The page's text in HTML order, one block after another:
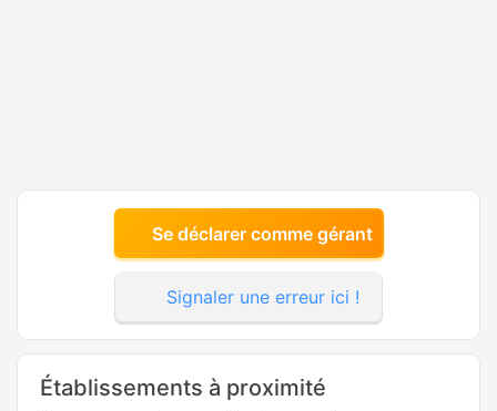
Se déclarer comme gérant
Signaler une erreur ici !
Établissements à proximité